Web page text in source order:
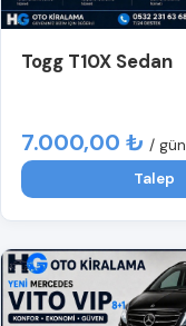
Togg T10X Sedan
7.000,00 ₺ / gün
Talep